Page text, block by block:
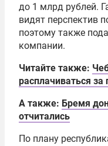
до 1 млрд рублей.
видят перспектив
поэтому также
компании.
Читайте также:
расплачиваться
А также: Бремя
отчитались
По плану